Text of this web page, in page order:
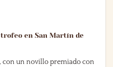
en San Martín de
con un novillo premiado con